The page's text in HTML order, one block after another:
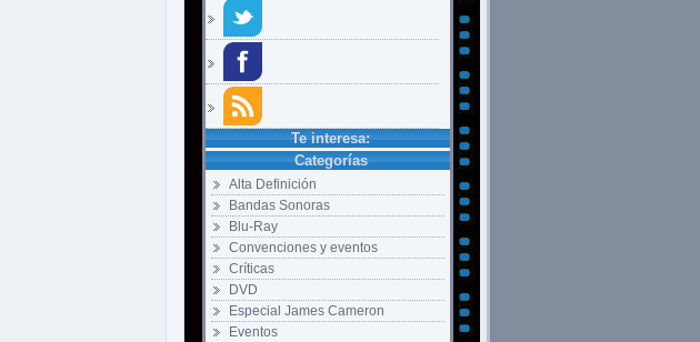
Te interesa:
Categorías
Alta Definición
Bandas Sonoras
Blu-Ray
Convenciones y eventos
Críticas
DVD
Especial James Cameron
Eventos